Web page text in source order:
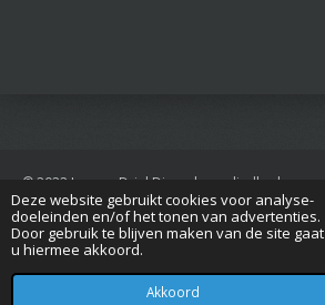
Deze website gebruikt cookies voor analyse-
doeleinden en/of het tonen van advertenties.
Door gebruik te blijven maken van de site gaat
u hiermee akkoord.
Akkoord
© 2022 Jan van Driel Dierenbenodigdheden
Powered byJouwWeb